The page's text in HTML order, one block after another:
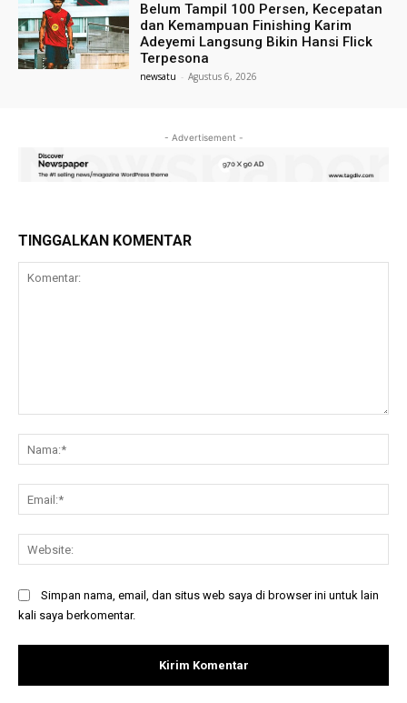
Belum Tampil 100 Persen, Kecepatan
dan Kemampuan Finishing Karim
Adeyemi Langsung Bikin Hansi Flick
Terpesona
newsatu - Agustus 6, 2026
- Advertisement -
TINGGALKAN KOMENTAR
Simpan nama, email, dan situs web saya di browser ini untuk lain
kali saya berkomentar.